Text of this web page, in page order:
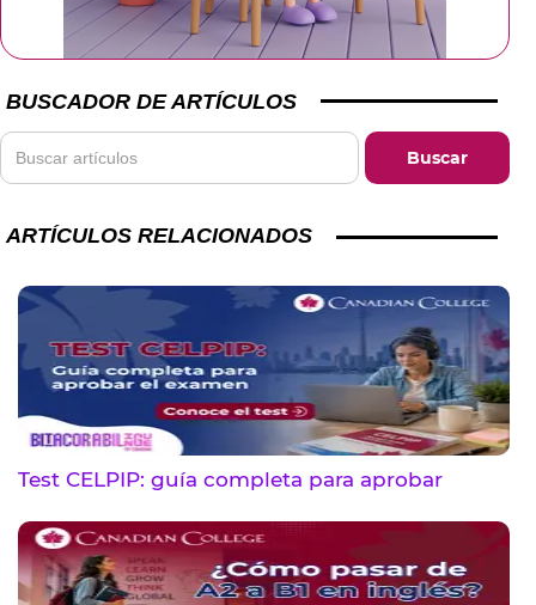
BUSCADOR DE ARTÍCULOS
ARTÍCULOS RELACIONADOS
Test CELPIP: guía completa para aprobar